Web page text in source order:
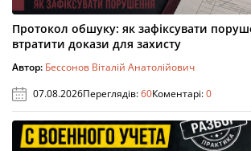
Протокол обшуку: як зафіксувати
втратити докази для захисту
Автор: Бессонов Віталій Анатолійович
07.08.2026Переглядів:60Коментарі:0